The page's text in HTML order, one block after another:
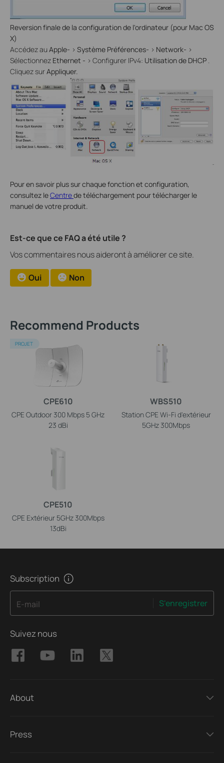
Reversion finale de la configuration de l'ordinateur (pour Mac OS
X)
Accédez au Apple- > Système Préférences- > Network- >
Sélectionnez Ethernet - > Configurer IPv4: Utilisation de DHCP .
Cliquez surAppliquer.
Pour en savoir plus sur chaque fonction et configuration,
consultez leCentrede téléchargement pour télécharger le
manuel de votre produit.
Est-ce que ce FAQ a été utile ?
Vos commentaires nous aideront à améliorer ce site.
Oui Non
Recommend Products
CPE610
CPE Outdoor 300 Mbps 5 GHz
23 dBi
PROJET
WBS510
Station CPE Wi-Fi d'extérieur
5GHz 300Mbps
CPE510
CPE Extérieur 5GHz 300Mbps
13dBi
Subscription
E-mail S'enregistrer
Suivez nous
About
Press